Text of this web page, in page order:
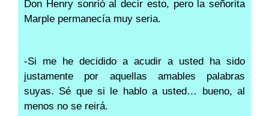
Don Henry sonrió al decir esto, pero la señorita
Marple permanecía muy seria.
-Si me he decidido a acudir a usted ha sido
justamente por aquellas amables palabras
suyas. Sé que si le hablo a usted… bueno, al
menos no se reirá.